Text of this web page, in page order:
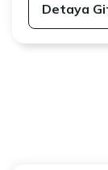
Detaya